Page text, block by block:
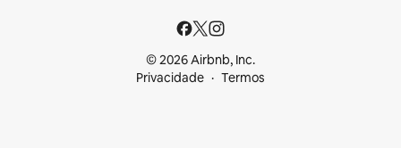
© 2026 Airbnb, Inc.
Privacidade
Termos